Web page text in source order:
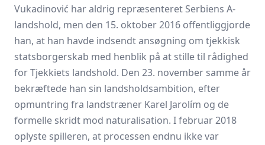
Vukadinović har aldrig repræsenteret Serbiens A-
landshold, men den 15. oktober 2016 offentliggjorde
han, at han havde indsendt ansøgning om tjekkisk
statsborgerskab med henblik på at stille til rådighed
for Tjekkiets landshold. Den 23. november samme år
bekræftede han sin landsholdsambition, efter
opmuntring fra landstræner Karel Jarolím og de
formelle skridt mod naturalisation. I februar 2018
oplyste spilleren, at processen endnu ikke var